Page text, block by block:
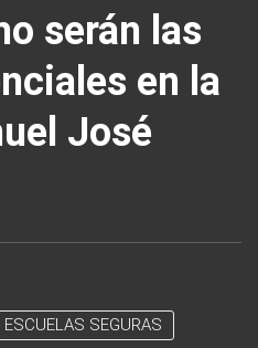
serán las
en la
José
ESCUELAS SEGURAS